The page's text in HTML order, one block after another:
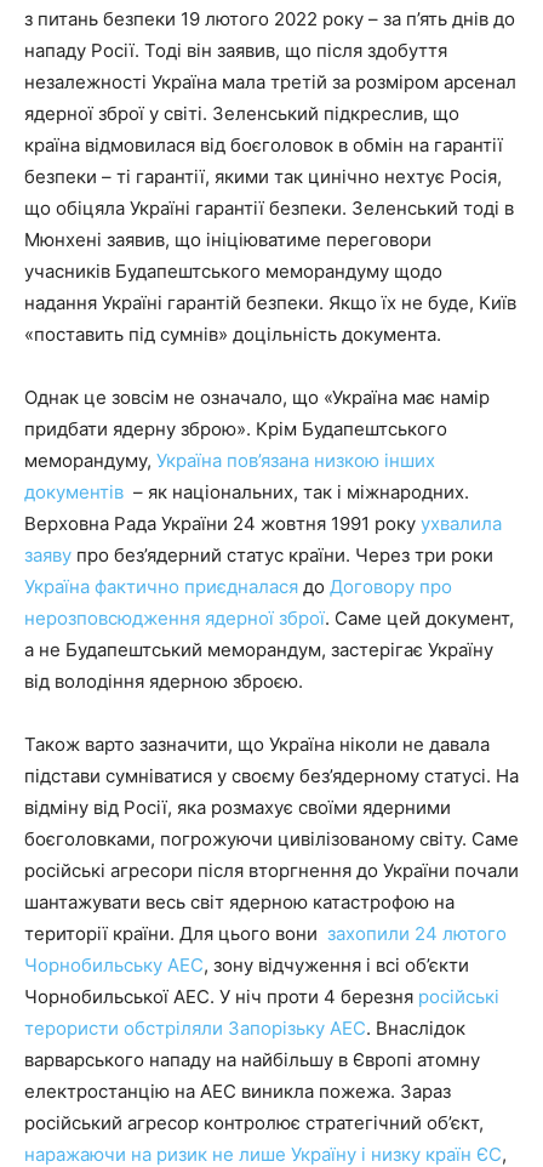
з питань безпеки 19 лютого 2022 року – за п’ять днів до
нападу Росії. Тоді він заявив, що після здобуття
незалежності Україна мала третій за розміром арсенал
ядерної зброї у світі. Зеленський підкреслив, що
країна відмовилася від боєголовок в обмін на гарантії
безпеки – ті гарантії, якими так цинічно нехтує Росія,
що обіцяла Україні гарантії безпеки. Зеленський тоді в
Мюнхені заявив, що ініціюватиме переговори
учасників Будапештського меморандуму щодо
надання Україні гарантій безпеки. Якщо їх не буде, Київ
«поставить під сумнів» доцільність документа.
Однак це зовсім не означало, що «Україна має намір
придбати ядерну зброю». Крім Будапештського
меморандуму, Україна пов’язана низкою інших
документів – як національних, так і міжнародних.
Верховна Рада України 24 жовтня 1991 року ухвалила
заяву про без’ядерний статус країни. Через три роки
Україна фактично приєдналася до Договору про
нерозповсюдження ядерної зброї. Саме цей документ,
а не Будапештський меморандум, застерігає Україну
від володіння ядерною зброєю.
Також варто зазначити, що Україна ніколи не давала
підстави сумніватися у своєму без’ядерному статусі. На
відміну від Росії, яка розмахує своїми ядерними
боєголовками, погрожуючи цивілізованому світу. Саме
російські агресори після вторгнення до України почали
шантажувати весь світ ядерною катастрофою на
території країни. Для цього вони захопили 24 лютого
Чорнобильську АЕС, зону відчуження і всі об’єкти
Чорнобильської АЕС. У ніч проти 4 березня російські
терористи обстріляли Запорізьку АЕС. Внаслідок
варварського нападу на найбільшу в Європі атомну
електростанцію на АЕС виникла пожежа. Зараз
російський агресор контролює стратегічний об’єкт,
наражаючи на ризик не лише Україну і низку країн ЄС,